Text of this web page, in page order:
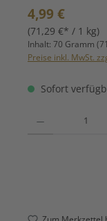
Regulärer Preis:
4,99 €
(71,29 €* / 1 kg)
Inhalt: 70 Gramm
Preise inkl. MwSt.
Sofort